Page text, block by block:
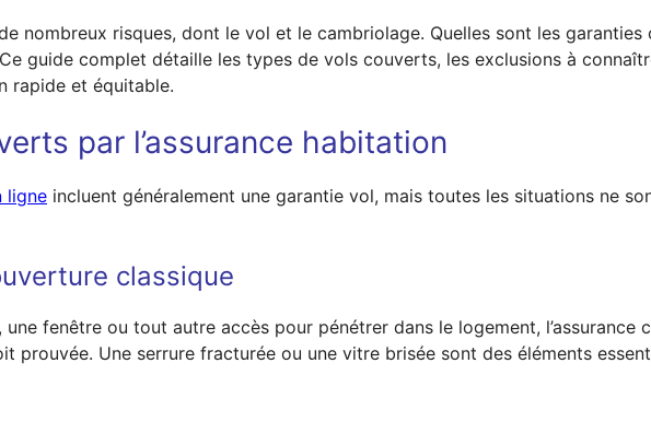
nombreux risques, dont le vol et le cambriolage. Quelles sont les
guide complet détaille les types de vols couverts, les exclusions à
rapide et équitable.
par l’assurance habitation
ligne incluent généralement une garantie vol, mais toutes les situations ne
classique
fenêtre ou tout autre accès pour pénétrer dans le logement, l’assurance
prouvée. Une serrure fracturée ou une vitre brisée sont des éléments